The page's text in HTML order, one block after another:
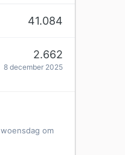
41.084
2.662
8 december 2025
woensdag om